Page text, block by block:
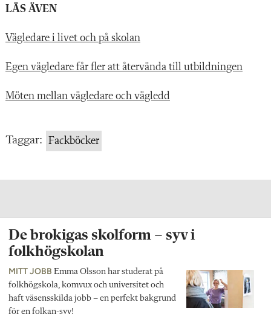
LÄS ÄVEN
Vägledare i livet och på skolan
Egen vägledare får fler att återvända till utbildningen
Möten mellan vägledare och vägledd
Taggar: Fackböcker
De brokigas skolform – syv i
folkhögskolan
MITT JOBB Emma Olsson har studerat på
folkhögskola, komvux och universitet och
haft väsensskilda jobb – en perfekt bakgrund
för en folkan-syv!